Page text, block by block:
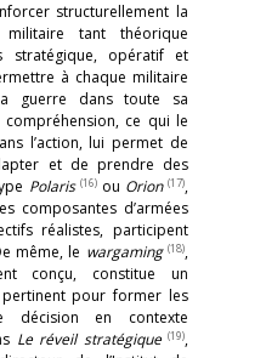
structurellement la
tant théorique
stratégique, opératif et
à chaque militaire
guerre dans toute sa
ce qui le
l’action, lui permet de
et de prendre des
Polaris (16)ou Orion (17),
composantes d’armées
réalistes, participent
même, le wargaming (18),
conçu, constitue un
pour former les
en contexte
Le réveil stratégique (19),